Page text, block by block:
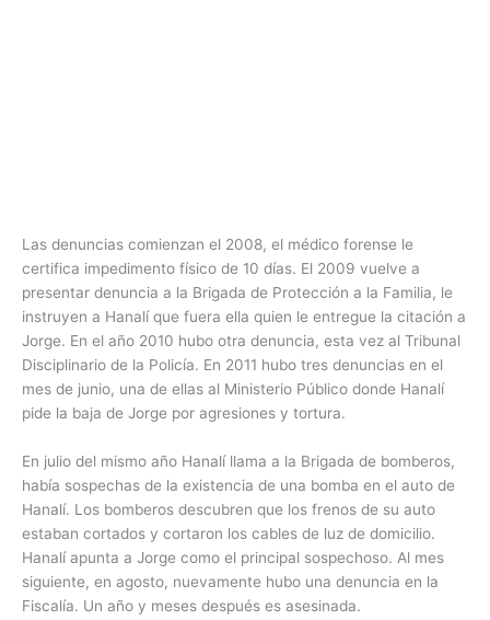
Las denuncias comienzan el 2008, el médico forense le
certifica impedimento físico de 10 días. El 2009 vuelve a
presentar denuncia a la Brigada de Protección a la Familia, le
instruyen a Hanalí que fuera ella quien le entregue la citación a
Jorge. En el año 2010 hubo otra denuncia, esta vez al Tribunal
Disciplinario de la Policía. En 2011 hubo tres denuncias en el
mes de junio, una de ellas al Ministerio Público donde Hanalí
pide la baja de Jorge por agresiones y tortura.
En julio del mismo año Hanalí llama a la Brigada de bomberos,
había sospechas de la existencia de una bomba en el auto de
Hanalí. Los bomberos descubren que los frenos de su auto
estaban cortados y cortaron los cables de luz de domicilio.
Hanalí apunta a Jorge como el principal sospechoso. Al mes
siguiente, en agosto, nuevamente hubo una denuncia en la
Fiscalía. Un año y meses después es asesinada.